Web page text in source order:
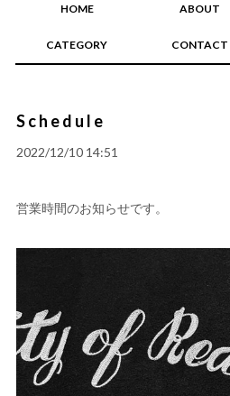
HOME ABOUT
CATEGORY CONTACT
Schedule
2022/12/10 14:51
営業時間のお知らせです。